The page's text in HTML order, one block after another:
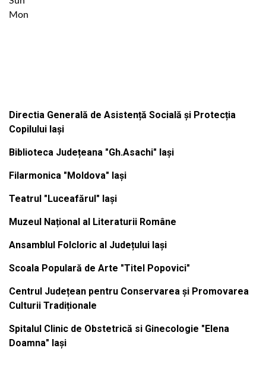
Mon
Directia Generală de Asistență Socială și Protecția
Copilului Iași
Biblioteca Județeana "Gh.Asachi" Iași
Filarmonica "Moldova" Iași
Teatrul "Luceafărul" Iași
Muzeul Național al Literaturii Române
Ansamblul Folcloric al Județului Iași
Scoala Populară de Arte "Titel Popovici"
Centrul Județean pentru Conservarea și Promovarea
Culturii Tradiționale
Spitalul Clinic de Obstetrică si Ginecologie "Elena
Doamna" Iași